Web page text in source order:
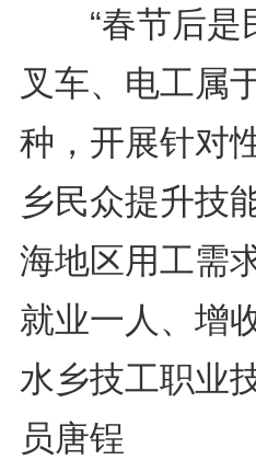
“春节后是
叉车、电工属
种，开展针对
乡民众提升技
海地区用工需
就业一人、增
水乡技工职业
员唐锃